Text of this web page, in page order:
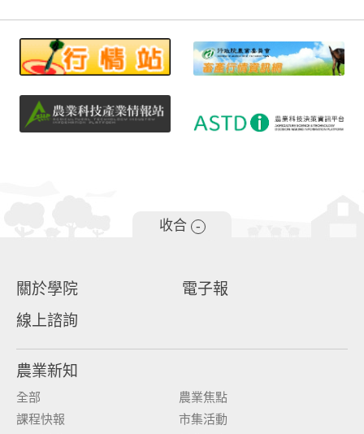
收合 -
關於學院
電子報
線上諮詢
農業新知
全部
農業焦點
課程快報
市集活動